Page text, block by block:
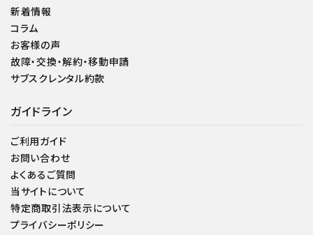
新着情報
コラム
お客様の声
故障・交換・解約・移動申請
サブスクレンタル約款
ガイドライン
ご利用ガイド
お問い合わせ
よくあるご質問
当サイトについて
特定商取引法表示について
プライバシーポリシー